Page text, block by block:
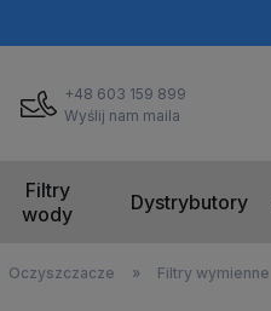
+48 603 159 899
Wyślij nam maila
Filtry
wody
Dystrybutory
Oczyszczacze » Filtry wymienne